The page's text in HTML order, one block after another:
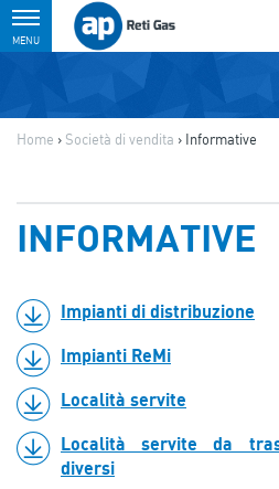
Toggle
navigation
MENU
Home › Società di vendita › Informative
INFORMATIVE
Impianti di distribuzione
Impianti ReMi
Località servite
Località servite da
diversi